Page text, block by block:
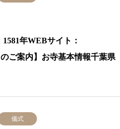
年WEBサイト：
ご案内】お寺基本情報千葉県
儀式